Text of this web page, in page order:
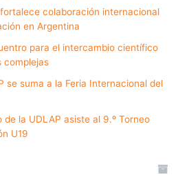
colaboración internacional
en Argentina
para el intercambio científico
complejas
se suma a la Feria Internacional del
la UDLAP asiste al 9.º Torneo
U19